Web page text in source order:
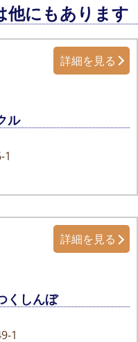
他にもあります
ル
1
詳細を見る
くしんぼ
1
詳細を見る